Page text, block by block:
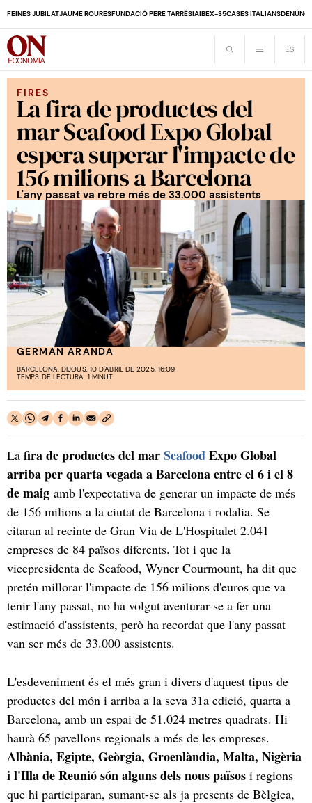
FEINES JUBILATJAUME ROURESFUNDACIÓ PERE TARRÉSIAIBEX-35CASES ITALIANS
FIRES
La fira de productes del
mar Seafood Expo Global
espera superar l'impacte de
156 milions a Barcelona
L'any passat va rebre més de 33.000 assistents
GERMÁN ARANDA
BARCELONA. DIJOUS, 10 D'ABRIL DE 2025. 16:09
TEMPS DE LECTURA: 1 MINUT
La fira de productes del marSeafoodExpo Global
arriba per quarta vegada a Barcelona entre el 6 i el 8
de maig amb l'expectativa de generar un impacte de més
de 156 milions a la ciutat de Barcelona i rodalia. Se
citaran al recinte de Gran Via de L'Hospitalet 2.041
empreses de 84 països diferents. Tot i que la
vicepresidenta de Seafood, Wyner Courmount, ha dit que
pretén millorar l'impacte de 156 milions d'euros que va
tenir l'any passat, no ha volgut aventurar-se a fer una
estimació d'assistents, però ha recordat que l'any passat
van ser més de 33.000 assistents.
L'esdeveniment és el més gran i divers d'aquest tipus de
productes del món i arriba a la seva 31a edició, quarta a
Barcelona, amb un espai de 51.024 metres quadrats. Hi
haurà 65 pavellons regionals a més de les empreses.
Albània, Egipte, Geòrgia, Groenlàndia, Malta, Nigèria
i l'Illa de Reunió són alguns dels nous països i regions
que hi participaran, sumant-se als ja presents de Bèlgica,